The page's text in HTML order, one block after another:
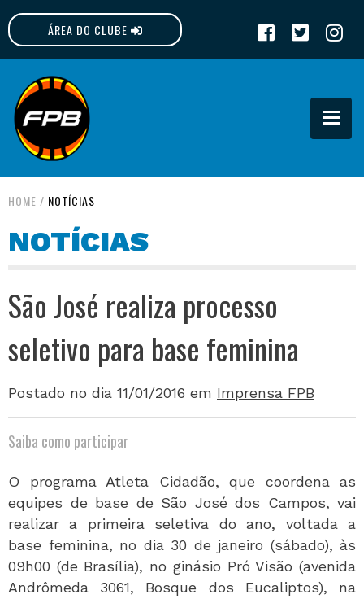
ÁREA DO CLUBE
FPB
HOME / NOTÍCIAS
NOTÍCIAS
São José realiza processo
seletivo para base feminina
Postado no dia 11/01/2016 em Imprensa FPB
Saiba como participar
O programa Atleta Cidadão, que coordena as
equipes de base de São José dos Campos, vai
realizar a primeira seletiva do ano, voltada a
base feminina, no dia 30 de janeiro (sábado), às
09h00 (de Brasília), no ginásio Pró Visão (avenida
Andrômeda 3061, Bosque dos Eucaliptos), na